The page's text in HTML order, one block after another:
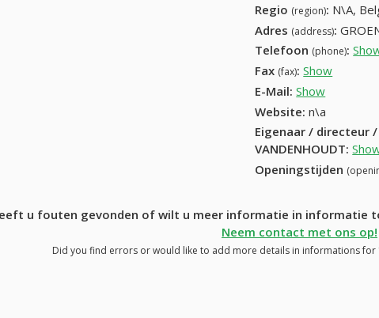
Regio (region): N\A,
Adres (address):
Telefoon (phone):
Fax (fax): Show
E-Mail: Show
Website: n\a
Eigenaar / directeur
VANDENHOUDT:
Openingstijden
u fouten gevonden of wilt u meer informatie in informatie
Neem contact met ons op!
Did you find errors or would like to add more details in informations for